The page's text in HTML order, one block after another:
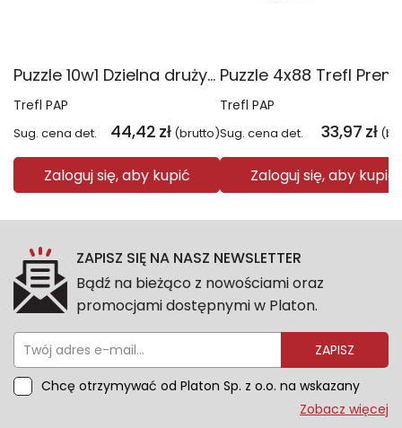
Puzzle 10w1 Dzielna drużyna Psiego Patrolu 96012
Trefl PAP
Sug. cena det. 44,42 zł (brutto)
Zaloguj się, aby kupić
Trefl PAP
Sug. cena det. 33,97 zł
Zaloguj się, aby kupić
ZAPISZ SIĘ NA NASZ NEWSLETTER
Bądź na bieżąco z nowościami oraz
promocjami dostępnymi w Platon.
ZAPISZ
Chcę otrzymywać od Platon Sp. z o.o. na wskazany
przeze mnie adres e-mail informacje marketingowe
Zobacz więcej